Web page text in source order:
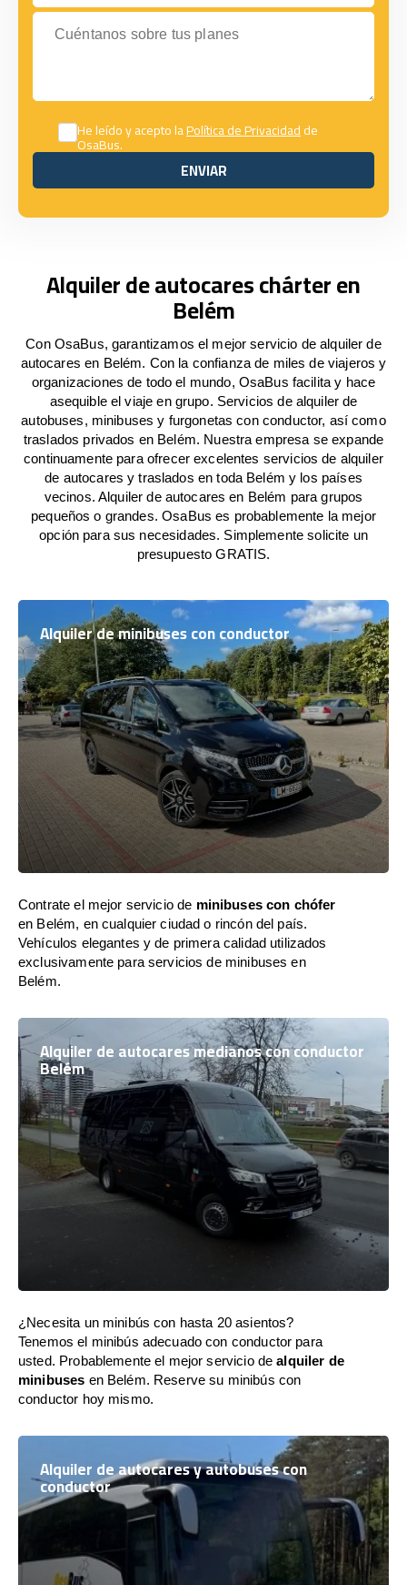
Cuéntanos sobre tus planes
He leído y acepto laPolítica de Privacidadde
OsaBus.
ENVIAR
ENVIAR
Alquiler de autocares chárter en
Belém
Con OsaBus, garantizamos el mejor servicio de alquiler de
autocares en Belém. Con la confianza de miles de viajeros y
organizaciones de todo el mundo, OsaBus facilita y hace
asequible el viaje en grupo. Servicios de alquiler de
autobuses, minibuses y furgonetas con conductor, así como
traslados privados en Belém. Nuestra empresa se expande
continuamente para ofrecer excelentes servicios de alquiler
de autocares y traslados en toda Belém y los países
vecinos. Alquiler de autocares en Belém para grupos
pequeños o grandes. OsaBus es probablemente la mejor
opción para sus necesidades. Simplemente solicite un
presupuesto GRATIS.
Alquiler de minibuses con conductor
Contrate el mejor servicio de minibuses con chófer
en Belém, en cualquier ciudad o rincón del país.
Vehículos elegantes y de primera calidad utilizados
exclusivamente para servicios de minibuses en
Belém.
Alquiler de autocares medianos con conductor
Belém
¿Necesita un minibús con hasta 20 asientos?
Tenemos el minibús adecuado con conductor para
usted. Probablemente el mejor servicio dealquiler de
minibuses en Belém. Reserve su minibús con
conductor hoy mismo.
Alquiler de autocares y autobuses con
conductor